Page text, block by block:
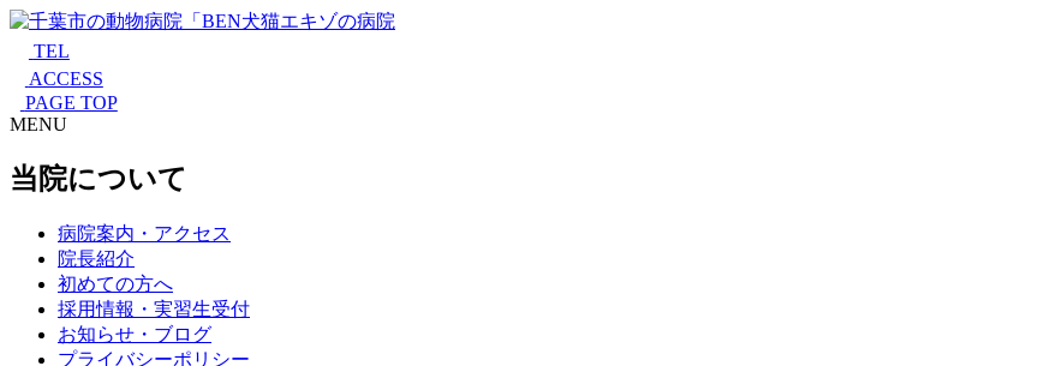
TEL
ACCESS
PAGE TOP
MENU
当院について
病院案内・アクセス
院長紹介
初めての方へ
採用情報・実習生受付
お知らせ・ブログ
プライバシーポリシー